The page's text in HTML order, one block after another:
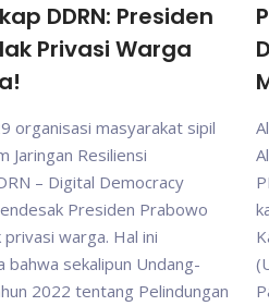
DDRN: Presiden
Privasi Warga
organisasi masyarakat sipil
Jaringan Resiliensi
– Digital Democracy
Presiden Prabowo
warga. Hal ini
bahwa sekalipun Undang-
2022 tentang Pelindungan